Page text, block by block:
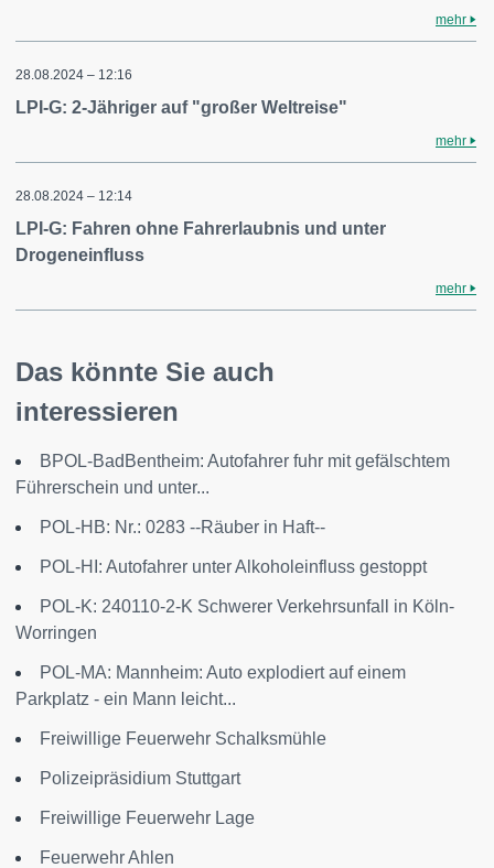
mehr
28.08.2024 – 12:16
LPI-G: 2-Jähriger auf "großer Weltreise"
mehr
28.08.2024 – 12:14
LPI-G: Fahren ohne Fahrerlaubnis und unter
Drogeneinfluss
mehr
Das könnte Sie auch
interessieren
BPOL-BadBentheim: Autofahrer fuhr mit gefälschtem
Führerschein und unter...
POL-HB: Nr.: 0283 --Räuber in Haft--
POL-HI: Autofahrer unter Alkoholeinfluss gestoppt
POL-K: 240110-2-K Schwerer Verkehrsunfall in Köln-
Worringen
POL-MA: Mannheim: Auto explodiert auf einem
Parkplatz - ein Mann leicht...
Freiwillige Feuerwehr Schalksmühle
Polizeipräsidium Stuttgart
Freiwillige Feuerwehr Lage
Feuerwehr Ahlen